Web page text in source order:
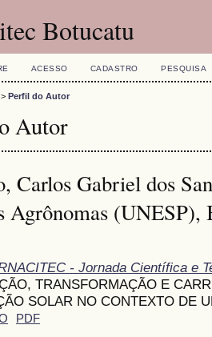
Botucatu
ACESSO CADASTRO PESQUISA
> Perfil do Autor
Autor
Carlos Gabriel dos
Agrônomas (UNESP),
- Jornada Científica e
TRANSFORMAÇÃO E
SOLAR NO CONTEXTO DE
PDF